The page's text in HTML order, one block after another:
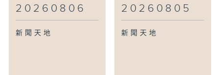
20260806
新聞天地
20260805
新聞天地